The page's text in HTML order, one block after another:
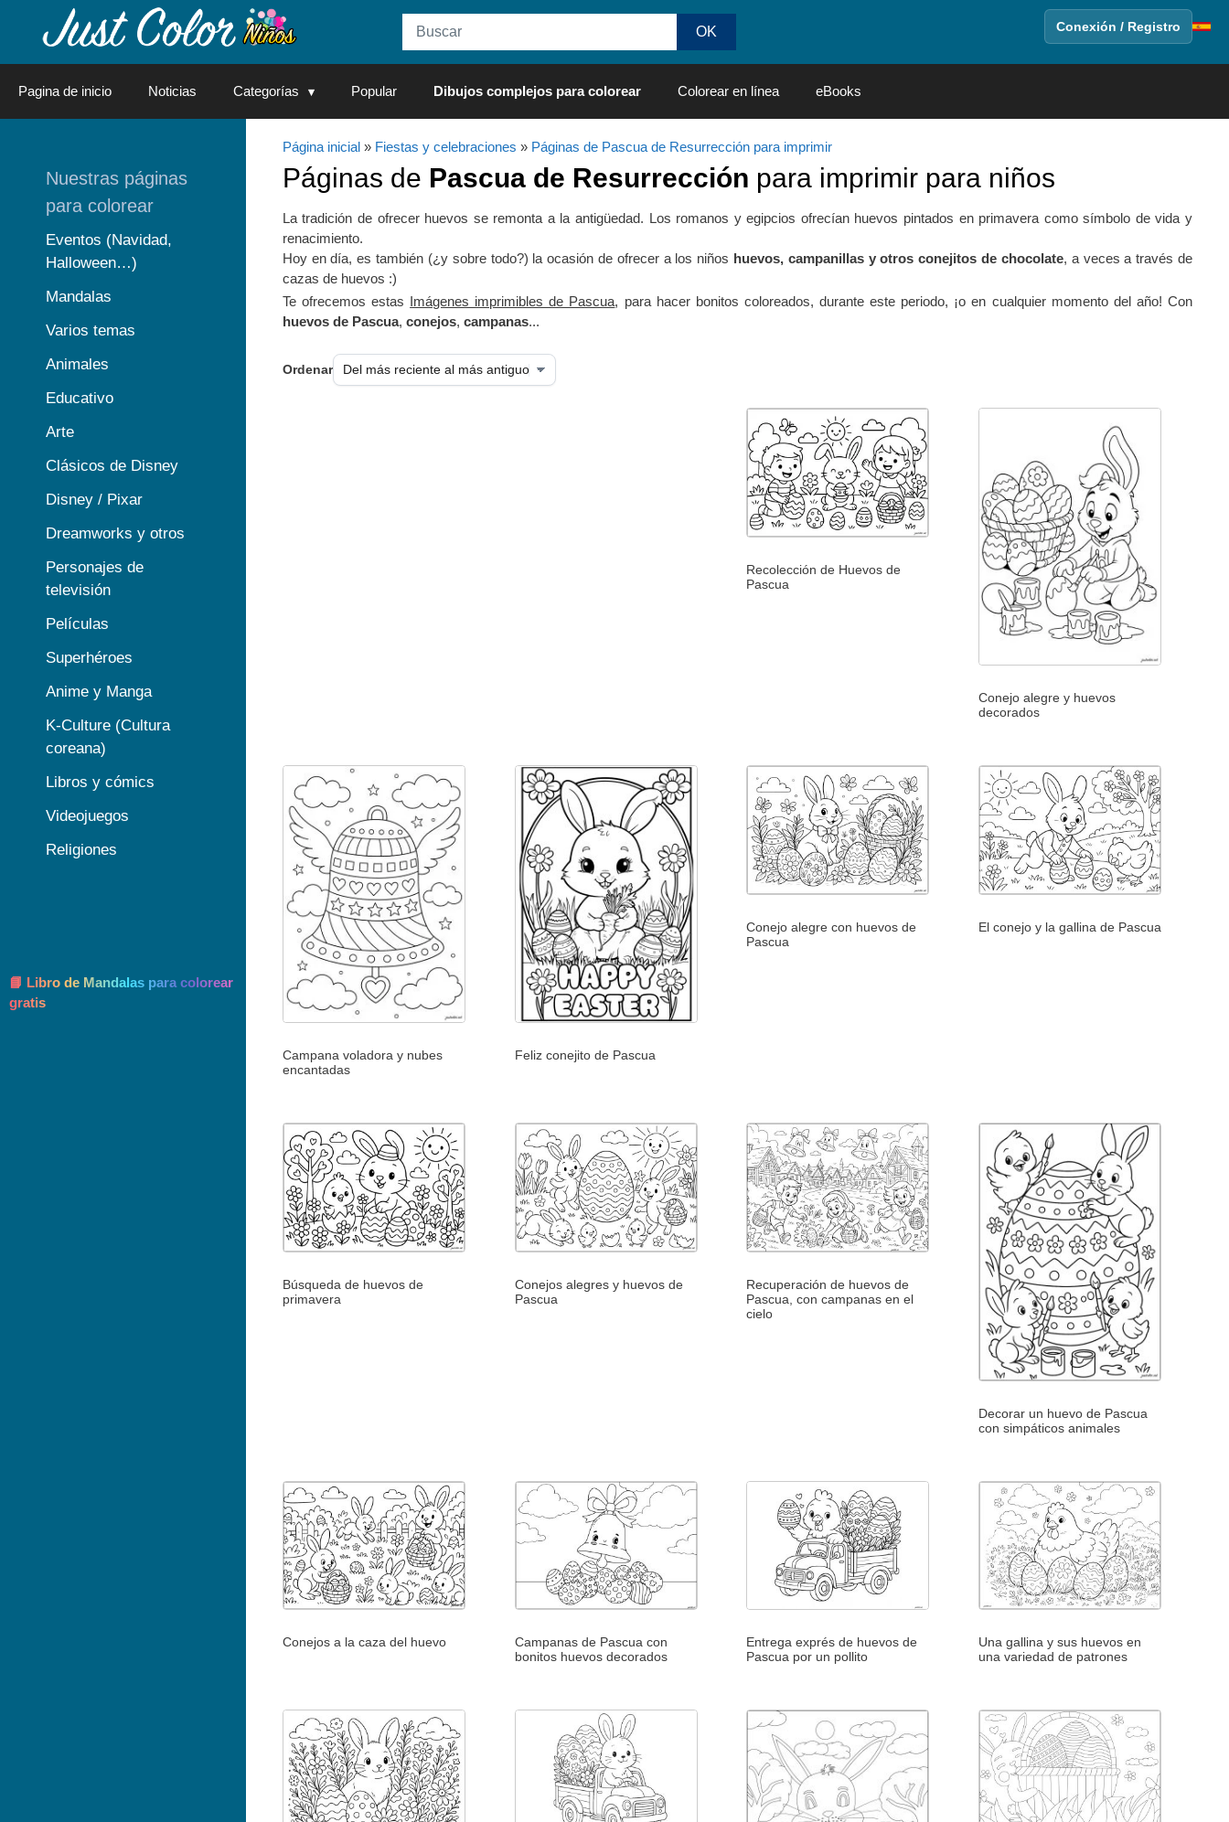
Conexión / Registro
Pagina de inicio Noticias Categorías Popular Dibujos complejos para colorear Colorear en línea eBooks
Página inicial» Fiestas y celebraciones » Páginas de Pascua de Resurrección para imprimir
Páginas de Pascua de Resurrección para imprimir para niños
La tradición de ofrecer huevos se remonta a la antigüedad. Los romanos y egipcios ofrecían huevos pintados en primavera como símbolo de vida y
renacimiento.
Hoy en día, es también (¿y sobre todo?) la ocasión de ofrecer a los niños huevos, campanillas y otros conejitos de chocolate, a veces a través de
cazas de huevos :)
Te ofrecemos estas Imágenes imprimibles de Pascua, para hacer bonitos coloreados, durante este periodo, ¡o en cualquier momento del año! Con
huevos de Pascua, conejos, campanas...
Ordenar
Recolección de Huevos de
Pascua
Conejo alegre y huevos
decorados
Campana voladora y nubes
encantadas
Feliz conejito de Pascua
Conejo alegre con huevos de
Pascua
El conejo y la gallina de Pascua
Búsqueda de huevos de
primavera
Conejos alegres y huevos de
Pascua
Recuperación de huevos de
Pascua, con campanas en el
cielo
Decorar un huevo de Pascua
con simpáticos animales
Conejos a la caza del huevo
Campanas de Pascua con
bonitos huevos decorados
Entrega exprés de huevos de
Pascua por un pollito
Una gallina y sus huevos en
una variedad de patrones
Nuestras páginas
para colorear
Eventos (Navidad,
Halloween…)
Mandalas
Varios temas
Animales
Educativo
Arte
Clásicos de Disney
Disney / Pixar
Dreamworks y otros
Personajes de
televisión
Películas
Superhéroes
Anime y Manga
K-Culture (Cultura
coreana)
Libros y cómics
Videojuegos
Religiones
📘 Libro de Mandalas para colorear
gratis